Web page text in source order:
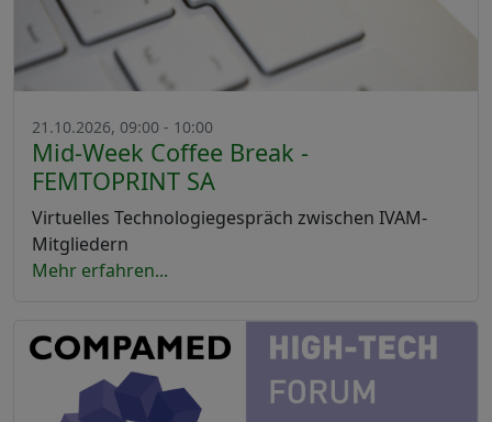
21.10.2026, 09:00 - 10:00
Mid-Week Coffee Break -
FEMTOPRINT SA
Virtuelles Technologiegespräch zwischen IVAM-
Mitgliedern
Mehr erfahren...